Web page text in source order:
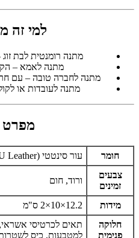
למי זה
מתנה רומנטית לבת
מתנה לאמא –
מתנה לחברה טובה – עם
מתנה לעובדות או
מפרט
חומר
עור סינטטי (PU Leather)
צבעים
זמינים
ורוד, חום
מידות
12.2×10×2 ס"מ
חלוקה
פנימית
תאים לכרטיסי
למטבעות, כיס